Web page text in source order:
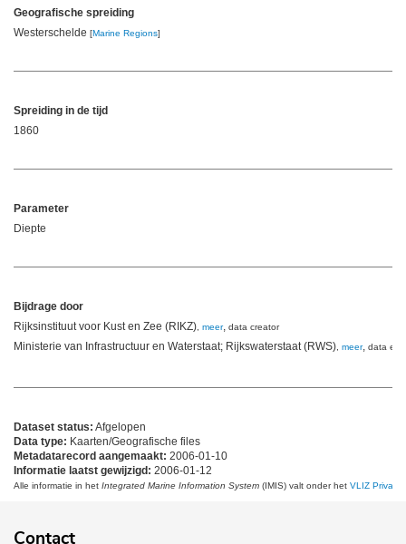
Geografische spreiding
Westerschelde [Marine Regions]
Spreiding in de tijd
1860
Parameter
Diepte
Bijdrage door
Rijksinstituut voor Kust en Zee (RIKZ), meer, data creator
Ministerie van Infrastructuur en Waterstaat; Rijkswaterstaat (RWS), meer, data
Dataset status: Afgelopen
Data type: Kaarten/Geografische files
Metadatarecord aangemaakt: 2006-01-10
Informatie laatst gewijzigd: 2006-01-12
Alle informatie in het Integrated Marine Information System (IMIS) valt onder het VLIZ Privacy
Contact